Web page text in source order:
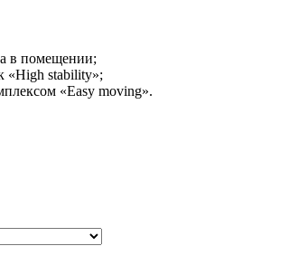
в помещении;
«High stability»;
«Easy moving».